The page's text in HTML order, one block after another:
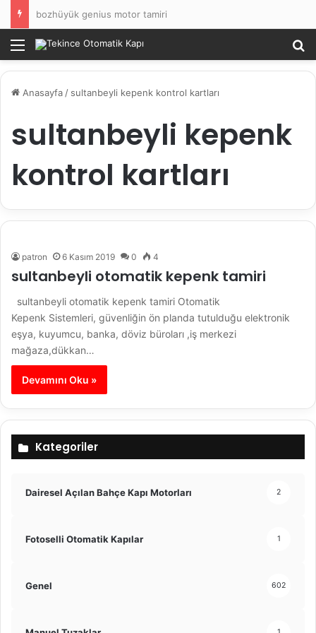
bozhüyük genius motor tamiri
Menü
Anasayfa / sultanbeyli kepenk kontrol kartları
sultanbeyli kepenk
kontrol kartları
patron 6 Kasım 2019 0 4
sultanbeyli otomatik kepenk tamiri
sultanbeyli otomatik kepenk tamiri Otomatik
Kepenk Sistemleri, güvenliğin ön planda tutulduğu elektronik
eşya, kuyumcu, banka, döviz büroları ,iş merkezi
mağaza,dükkan…
Devamını Oku »
Kategoriler
Dairesel Açılan Bahçe Kapı Motorları 2
Fotoselli Otomatik Kapılar 1
Genel 602